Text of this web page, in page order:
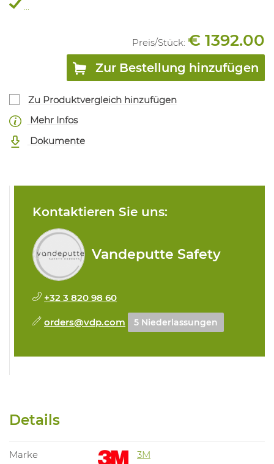
...
Preis/Stück: € 1392.00
Zur Bestellung hinzufügen
Zu Produktvergleich hinzufügen
Mehr Infos
Dokumente
Kontaktieren Sie uns:
Vandeputte Safety
+32 3 820 98 60
orders@vdp.com 5 Niederlassungen
Details
Marke 3M